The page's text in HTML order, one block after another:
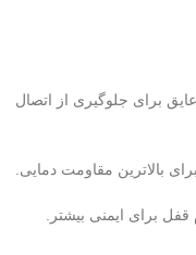
برای جلوگیری از اتصال
بالاترین مقاومت دمایی.
قفل برای ایمنی بیشتر.